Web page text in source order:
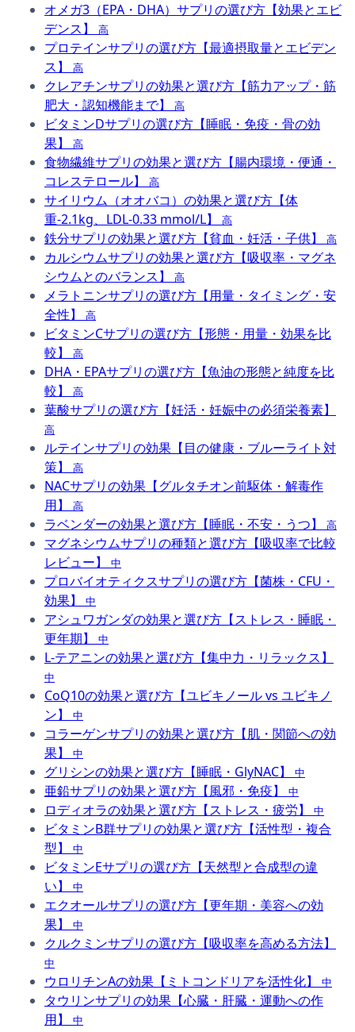
オメガ3（EPA・DHA）サプリの選び方【効果とエビ
デンス】
高
プロテインサプリの選び方【最適摂取量とエビデン
ス】
高
クレアチンサプリの効果と選び方【筋力アップ・筋
肥大・認知機能まで】
高
ビタミンDサプリの選び方【睡眠・免疫・骨の効
果】
高
食物繊維サプリの効果と選び方【腸内環境・便通・
コレステロール】
高
サイリウム（オオバコ）の効果と選び方【体
重-2.1kg、LDL-0.33 mmol/L】
高
鉄分サプリの効果と選び方【貧血・妊活・子供】 高
カルシウムサプリの効果と選び方【吸収率・マグネ
シウムとのバランス】
高
メラトニンサプリの選び方【用量・タイミング・安
全性】
高
ビタミンCサプリの選び方【形態・用量・効果を比
較】
高
DHA・EPAサプリの選び方【魚油の形態と純度を比
較】
高
葉酸サプリの選び方【妊活・妊娠中の必須栄養素】
高
ルテインサプリの効果【目の健康・ブルーライト対
策】
高
NACサプリの効果【グルタチオン前駆体・解毒作
用】
高
ラベンダーの効果と選び方【睡眠・不安・うつ】 高
マグネシウムサプリの種類と選び方【吸収率で比較
レビュー】
中
プロバイオティクスサプリの選び方【菌株・CFU・
効果】
中
アシュワガンダの効果と選び方【ストレス・睡眠・
更年期】
中
L-テアニンの効果と選び方【集中力・リラックス】
中
CoQ10の効果と選び方【ユビキノール vs ユビキノ
ン】
中
コラーゲンサプリの効果と選び方【肌・関節への効
果】
中
グリシンの効果と選び方【睡眠・GlyNAC】 中
亜鉛サプリの効果と選び方【風邪・免疫】 中
ロディオラの効果と選び方【ストレス・疲労】 中
ビタミンB群サプリの効果と選び方【活性型・複合
型】
中
ビタミンEサプリの選び方【天然型と合成型の違
い】
中
エクオールサプリの選び方【更年期・美容への効
果】
中
クルクミンサプリの選び方【吸収率を高める方法】
中
ウロリチンAの効果【ミトコンドリアを活性化】 中
タウリンサプリの効果【心臓・肝臓・運動への作
用】
中